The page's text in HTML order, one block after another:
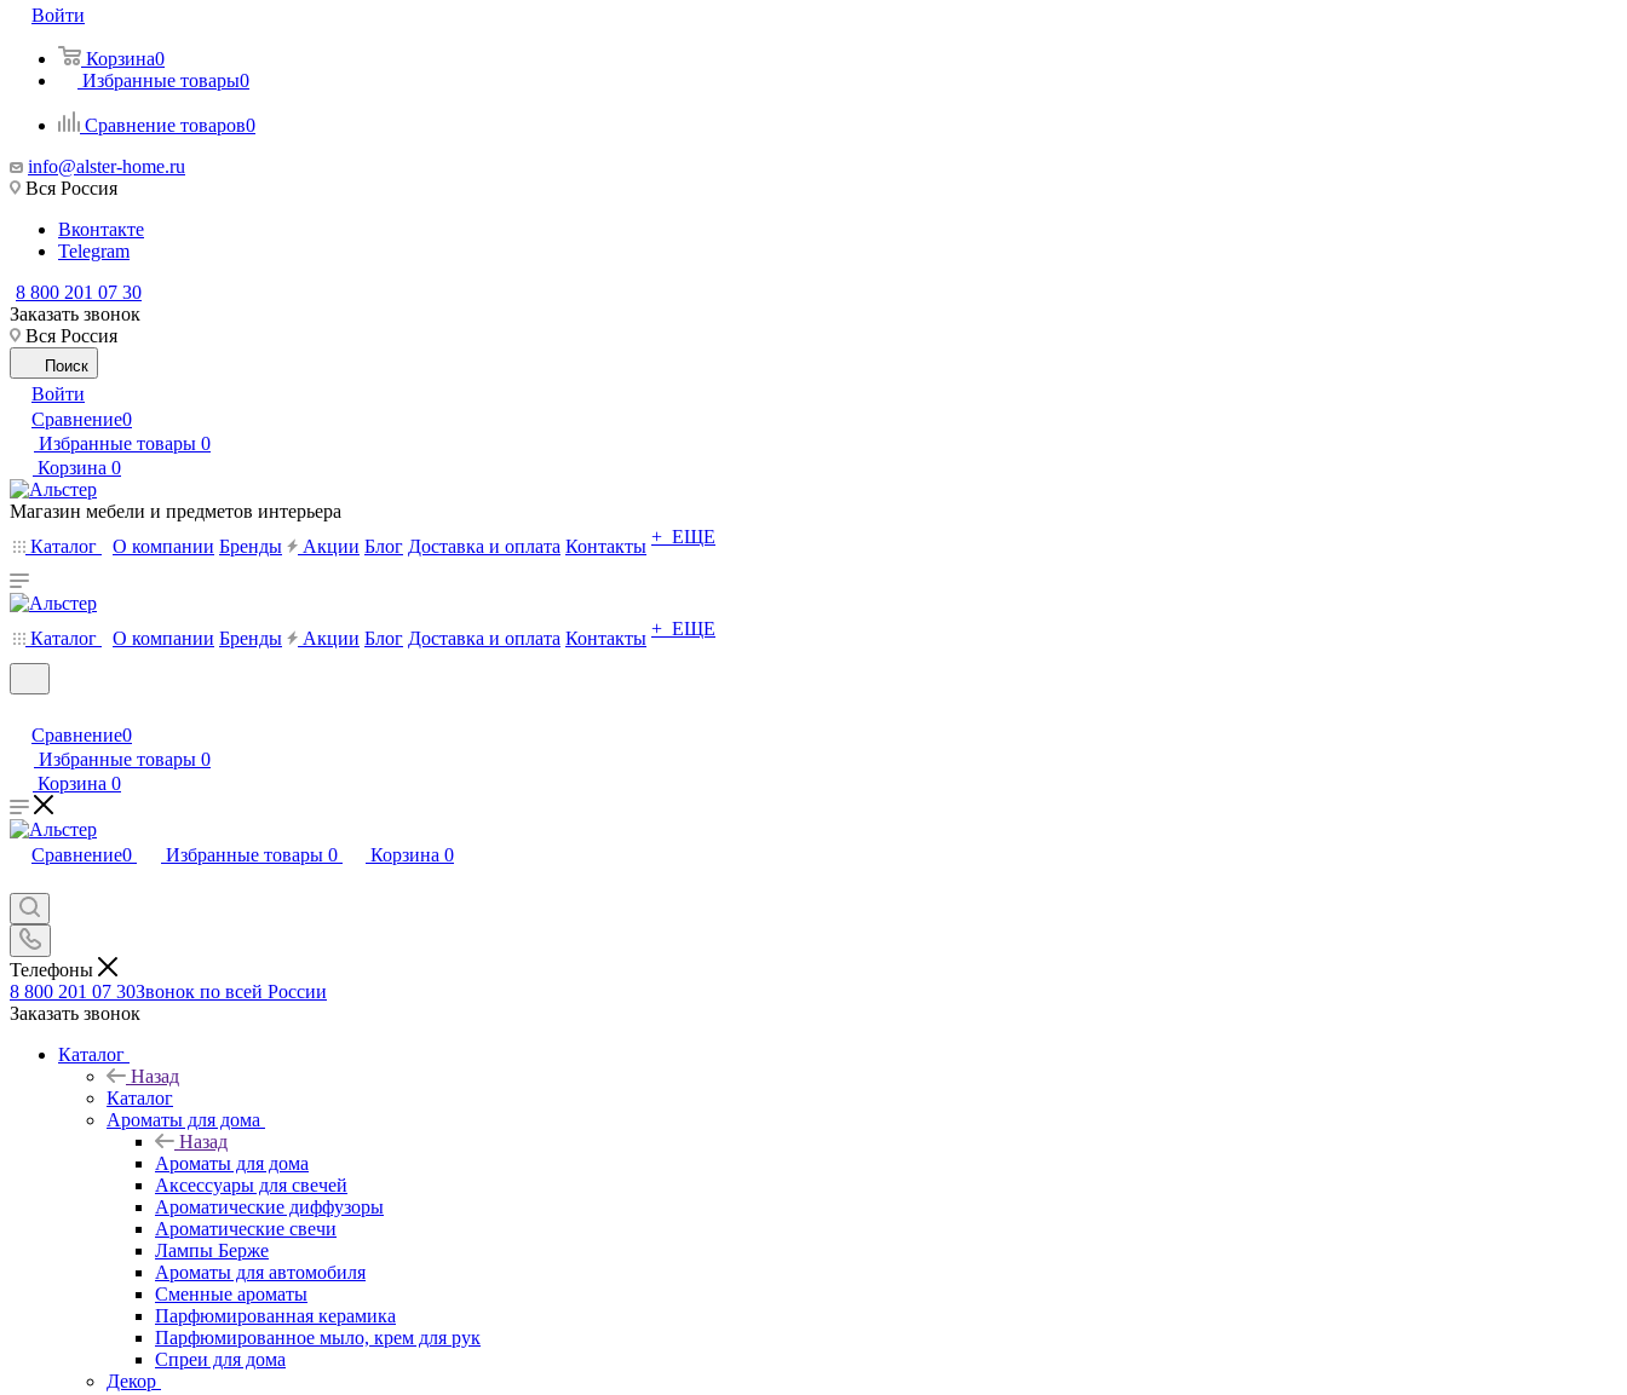
Войти
Корзина0
Избранные товары0
Сравнение товаров0
info@alster-home.ru
Вся Россия
Вконтакте
Telegram
8 800 201 07 30
Заказать звонок
Вся Россия
Поиск
Войти
Сравнение0
Избранные товары 0
Корзина 0
Магазин мебели и предметов интерьера
Каталог
О компании Бренды Акции Блог Доставка и оплата Контакты + ЕЩЕ
Каталог О компании Бренды Акции Блог Доставка и оплата Контакты + ЕЩЕ
Сравнение0
Избранные товары 0
Корзина 0
Сравнение0 Избранные товары 0 Корзина 0
Телефоны
8 800 201 07 30Звонок по всей России
Заказать звонок
Каталог
Назад
Каталог
Ароматы для дома
Назад
Ароматы для дома
Аксессуары для свечей
Ароматические диффузоры
Ароматические свечи
Лампы Берже
Ароматы для автомобиля
Сменные ароматы
Парфюмированная керамика
Парфюмированное мыло, крем для рук
Спреи для дома
Декор